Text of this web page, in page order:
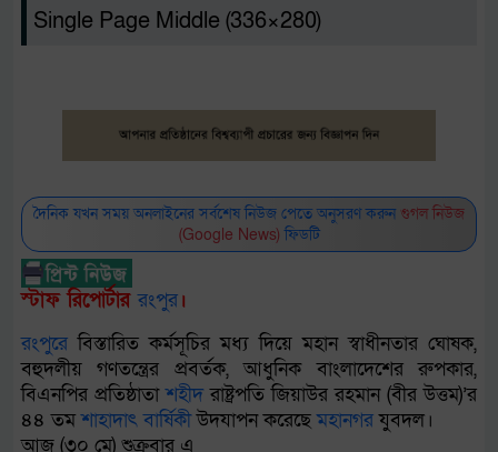
Single Page Middle (336×280)
দৈনিক যখন সময় অনলাইনের সর্বশেষ নিউজ পেতে অনুসরণ করুন গুগল নিউজ
(Google News) ফিডটি
স্টাফ রিপোর্টাররংপুর।
রংপুর ে বিস্তারিত কর্মসূচির মধ্য দিয়ে মহান স্বাধীনতার ঘোষক,
বহুদলীয় গণতন্ত্রের প্রবর্তক, আধুনিক বাংলাদেশের রুপকার,
বিএনপির প্রতিষ্ঠাতাশহীদ রাষ্ট্রপতি জিয়াউর রহমান (বীর উত্তম)’র
৪৪ তমশাহাদাৎ বার্ষিকীউদযাপন করেছেমহানগরযুবদল।
আজ (৩০ মে) শুক্রবার এ